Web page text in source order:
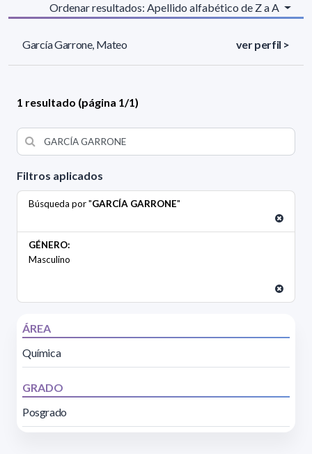
Filtros aplicados
Búsqueda por "GARCÍA GARRONE"
GÉNERO:
Masculino
ÁREA
Química
GRADO
Posgrado
Ordenar resultados: Apellido alfabético de Z a A
García Garrone, Mateo ver perfil >
1 resultado (página 1/1)